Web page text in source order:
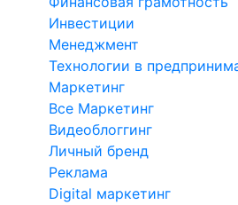
Инвестиции
Менеджмент
Технологии в
Маркетинг
Все Маркетинг
Видеоблоггинг
Личный бренд
Реклама
Digital маркетинг